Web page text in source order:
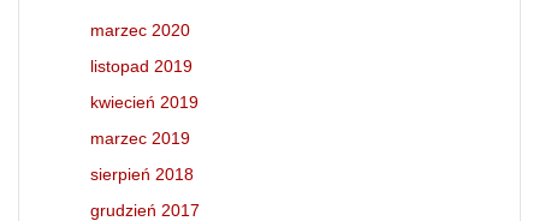
marzec 2020
listopad 2019
kwiecień 2019
marzec 2019
sierpień 2018
grudzień 2017